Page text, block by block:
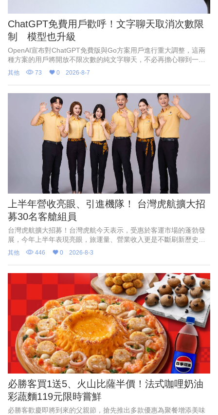
ChatGPT免費用戶歡呼！文字聊天取消次數限
制 模型也升級
OpenAI宣布對ChatGPT免費版與Go方案用戶進行重大調整，這兩
種方案的用戶將開放不限次數的純文字聊天，不必再擔心聊到一半
被限制使用。
其他 73 0 2026-8-7
上半年營收亮眼、引進機隊！ 台灣虎航擴大招
募30名客艙組員
台灣虎航擴大招募！台灣虎航今天表示，受惠於客運市場的蓬勃發
展，今年上半年表現亮眼，旅運量、營業收入更是不斷刷新歷史紀
錄，創下佳績，因應強勁的成長動能、航網布局，以及2028年起將
正式引進第三代機隊，啟動下半年招募30名客艙組員招募，預計今
年11月中報到，未來錄取後的工作地點將視公司業務需求，安排於
其他 446 0 2026-8-3
必勝客買1送5、火山比薩半價！法式咖哩奶油
彩蔬麵119元限時嘗鮮
必勝客歡慶即將到來的父親節，搶先推出多款優惠為聚餐增添美味